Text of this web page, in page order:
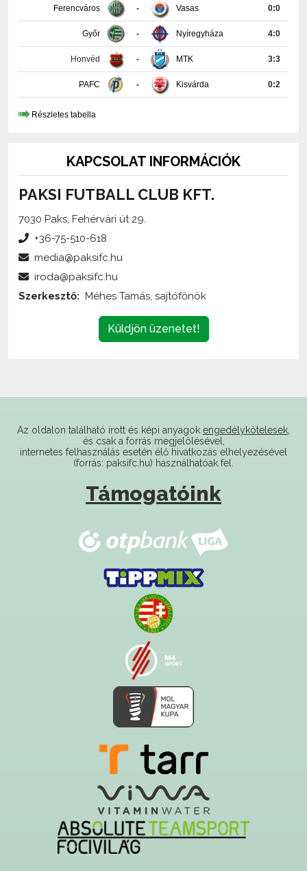
Győr Nyíregyháza 4:0
Honvéd MTK 3:3
PAFC Kisvárda 0:2
Részletes tabella
PAKSI FUTBALL CLUB KFT.
7030 Paks, Fehérvári út 29.
Küldjön üzenetet!
internetes felhasználás esetén élő hivatkozás elhelyezésével
(forrás: paksifc.hu) használhatóak fel.
Támogatóink
Ezt az oldalt a Hawk System készítette és üzemelteti!